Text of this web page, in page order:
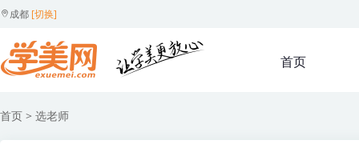
成都 [切换]
首页
首页 > 选老师